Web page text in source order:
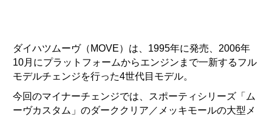
ダイハツムーヴ（MOVE）は、1995年に発売、2006年
10月にプラットフォームからエンジンまで一新するフル
モデルチェンジを行った4世代目モデル。
今回のマイナーチェンジでは、スポーティシリーズ「ム
ーヴカスタム」のダーククリア／メッキモールの大型メ